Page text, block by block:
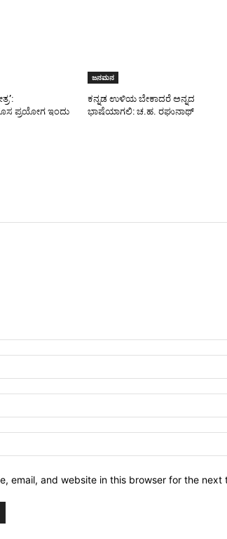
ಪ್ರಯೋಗ ಇಂದು
ಜನಮನ
ಕನ್ನಡ ಉಳಿಯ ಬೇಕಾದರೆ ಅನ್ನದ
ಭಾಷೆಯಾಗಲಿ: ಚ.ಹ. ರಘುನಾಥ್
email, and website in this browser for the next